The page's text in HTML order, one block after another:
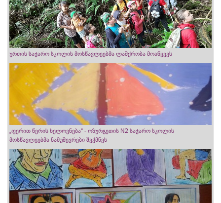
ურთის საჯარო სკოლის მოსწავლეებმა ლაშქრობა მოაწყვეს
„ფერით წერის ხელოვნება“ - ოზურგეთის N2 საჯარო სკოლის
მოსწავლეებმა ნამუშევრები შექმნეს